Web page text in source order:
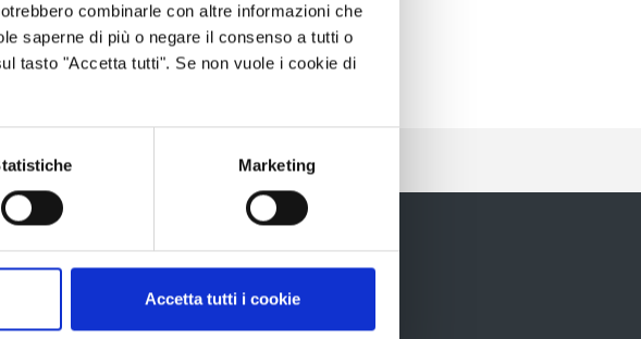
combinarle con altre informazioni che
saperne di più o negare il consenso a tutti o
tasto "Accetta tutti". Se non vuole i cookie di
Marketing
Accetta tutti i cookie